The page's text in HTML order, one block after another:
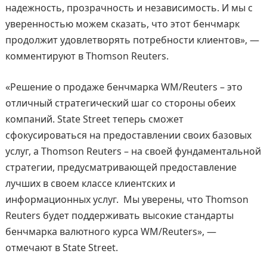
надежность, прозрачность и независимость. И мы с
уверенностью можем сказать, что этот бенчмарк
продолжит удовлетворять потребности клиентов», —
комментируют в Thomson Reuters.
«Решение о продаже бенчмарка WM/Reuters – это
отличный стратегический шаг со стороны обеих
компаний. State Street теперь сможет
сфокусироваться на предоставлении своих базовых
услуг, а Thomson Reuters – на своей фундаментальной
стратегии, предусматривающей предоставление
лучших в своем классе клиентских и
информационных услуг. Мы уверены, что Thomson
Reuters будет поддерживать высокие стандарты
бенчмарка валютного курса WM/Reuters», —
отмечают в State Street.